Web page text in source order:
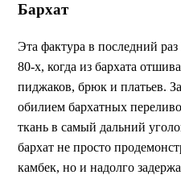
Бархат
Эта фактура в последний
80-х, когда из бархата
пиджаков, брюк и платьев.
обилием бархатных
ткань в самый дальний
бархат не просто
камбек, но и надолго